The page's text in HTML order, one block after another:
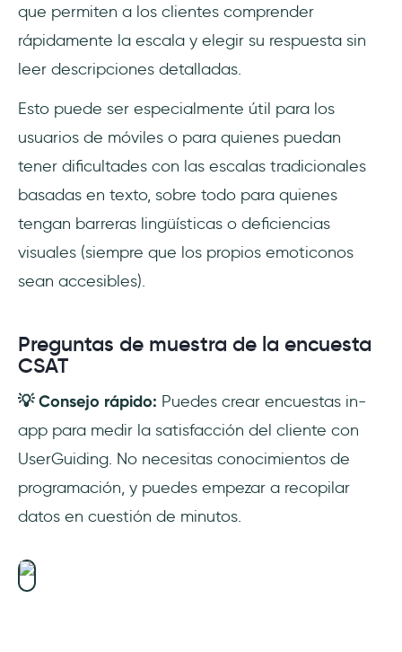
que permiten a los clientes comprender
rápidamente la escala y elegir su respuesta sin
leer descripciones detalladas.
Esto puede ser especialmente útil para los
usuarios de móviles o para quienes puedan
tener dificultades con las escalas tradicionales
basadas en texto, sobre todo para quienes
tengan barreras lingüísticas o deficiencias
visuales (siempre que los propios emoticonos
sean accesibles).
Preguntas de muestra de la encuesta
CSAT
💡 Consejo rápido: Puedes crear encuestas in-
app para medir la satisfacción del cliente con
UserGuiding. No necesitas conocimientos de
programación, y puedes empezar a recopilar
datos en cuestión de minutos.